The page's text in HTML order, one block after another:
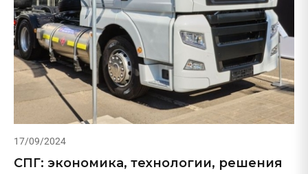
17/09/2024
СПГ: экономика, технологии, решения